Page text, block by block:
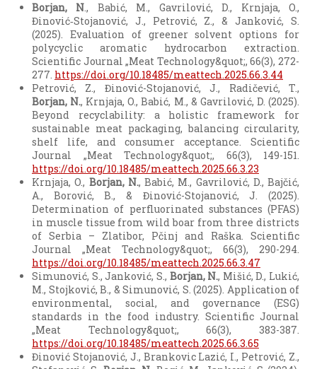
Borjan, N., Babić, M., Gavrilović, D., Krnjaja, O.,
Đinović‑Stojanović, J., Petrović, Z., & Janković, S.
(2025). Evaluation of greener solvent options for
polycyclic aromatic hydrocarbon extraction.
Scientific Journal „Meat Technology&quot;, 66(3), 272-
277. https://doi.org/10.18485/meattech.2025.66.3.44
Petrović, Z., Đinović-Stojanović, J., Radičević, T.,
Borjan, N., Krnjaja, O., Babić, M., & Gavrilović, D. (2025).
Beyond recyclability: a holistic framework for
sustainable meat packaging, balancing circularity,
shelf life, and consumer acceptance. Scientific
Journal „Meat Technology&quot;, 66(3), 149-151.
https://doi.org/10.18485/meattech.2025.66.3.23
Krnjaja, O., Borjan, N., Babić, M., Gavrilović, D., Bajčić,
A., Borović, B., & Đinović-Stojanović, J. (2025).
Determination of perfluorinated substances (PFAS)
in muscle tissue from wild boar from three districts
of Serbia – Zlatibor, Pčinj and Raška. Scientific
Journal „Meat Technology&quot;, 66(3), 290-294.
https://doi.org/10.18485/meattech.2025.66.3.47
Simunović, S., Janković, S., Borjan, N., Mišić, D., Lukić,
M., Stojković, B., & Simunović, S. (2025). Application of
environmental, social, and governance (ESG)
standards in the food industry. Scientific Journal
„Meat Technology&quot;, 66(3), 383-387.
https://doi.org/10.18485/meattech.2025.66.3.65
Đinović Stojanović, J., Brankovic Lazić, I., Petrović, Z.,